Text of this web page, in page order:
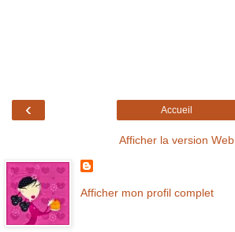
‹ Accueil
Afficher la version Web
Afficher mon profil complet